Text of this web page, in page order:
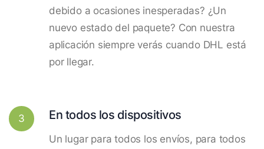
debido a ocasiones inesperadas? ¿Un
nuevo estado del paquete? Con nuestra
aplicación siempre verás cuando DHL está
por llegar.
3 En todos los dispositivos
Un lugar para todos los envíos, para todos